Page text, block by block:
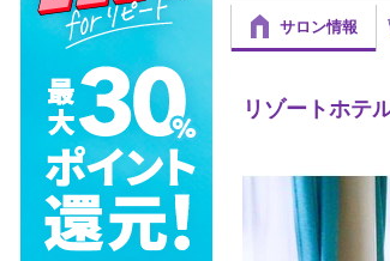
サロン情報
リゾートホテ